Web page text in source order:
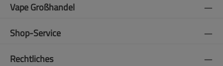
Vape Großhandel
Shop-Service
Rechtliches